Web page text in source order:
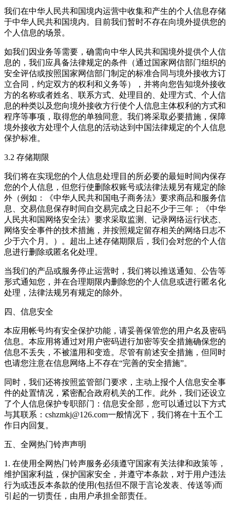
我们在中华人民共和国境内运营中收集和产生的个人信息存储
于中华人民共和国境内。目前我们暂时不存在向境外提供您的
个人信息的场景。
如我们因业务等需要，确需向中华人民共和国境外提供个人信
息的，我们应具备法律规定的条件（通过国家网信部门组织的
安全评估或按照国家网信部门制定的标准合同与境外接收方订
立合同，约定双方的权利和义务等），并将向您告知境外接收
方的名称或者姓名、联系方式、处理目的、处理方式、个人信
息的种类以及您向境外接收方行使个人信息主体权利的方式和
程序等事项，取得您的单独同意。我们将采取必要措施，保障
境外接收方处理个人信息的活动达到中国法律规定的个人信息
保护标准。
3.2 存储期限
我们将在实现您的个人信息处理目的所必要的最短时间内保存
您的个人信息，但您行使删除权账号或法律法规另有规定的除
外（例如：《中华人民共和国电子商务法》要求商品和服务信
息、交易信息保存时间自交易完成之日起不少于三年；《中华
人民共和国网络安全法》要求采取监测、记录网络运行状态、
网络安全事件的技术措施，并按照规定留存相关的网络日志不
少于六个月。）。超出上述存储期限后，我们会对您的个人信
息进行删除或匿名化处理。
当我们的产品或服务停止运营时，我们将以推送通知、公告等
形式通知您，并在合理期限内删除您的个人信息或进行匿名化
处理，法律法规另有规定的除外。
四、信息安全
本应用帐号均有安全保护功能，请妥善保管您的用户名及密码
信息。本应用将通过对用户密码进行加密等安全措施确保您的
信息不丢失，不被滥用和变造。尽管有前述安全措施，但同时
也请您注意在信息网络上不存在“完善的安全措施”。
同时，我们还将按照监管部门要求，主动上报个人信息安全事
件的处置情况，紧密配合政府机关的工作。此外，我们还设立
了个人信息保护专职部门：信息安全部，您可以通过以下方式
与其联系：cshzmkj@126.com一般情况下，我们将在十五个工
作日内回复。
五、全网热门铃声声明
1. 在使用全网热门铃声服务必须遵守国家有关法律和政策等，
维护国家利益，保护国家安全，并遵守本条款，对于用户违法
行为或违反本条款的使用(包括但不限于言论发表、传送等)而
引起的一切责任，由用户承担全部责任。